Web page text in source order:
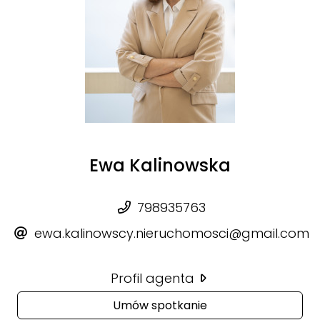
Ewa Kalinowska
798935763
ewa.kalinowscy.nieruchomosci@gmail.com
Profil agenta
Umów spotkanie